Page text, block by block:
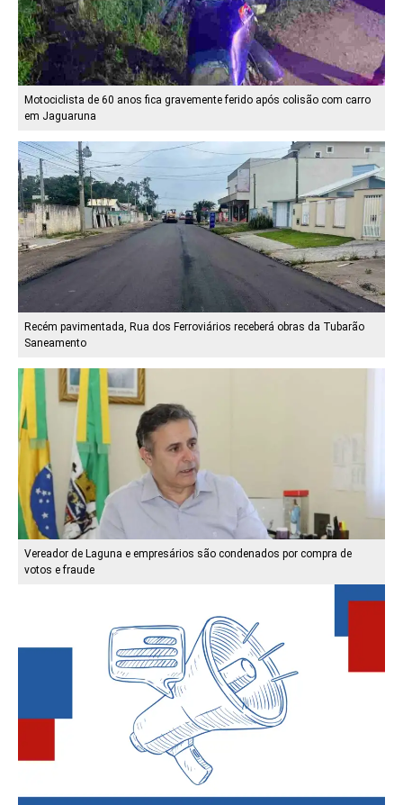
Motociclista de 60 anos fica gravemente ferido após colisão com carro
em Jaguaruna
Recém pavimentada, Rua dos Ferroviários receberá obras da Tubarão
Saneamento
Vereador de Laguna e empresários são condenados por compra de
votos e fraude